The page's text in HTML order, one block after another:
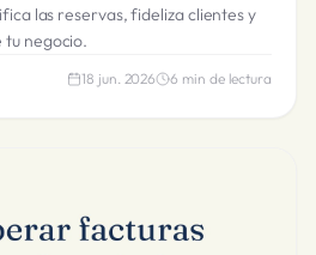
las reservas, fideliza clientes y
tu negocio.
18 jun. 2026 6 min de lectura